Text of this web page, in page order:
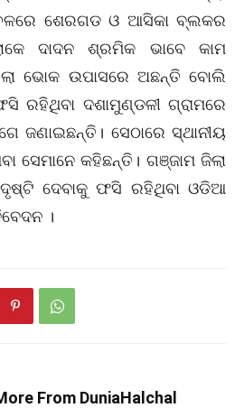
ଶେରଗଡ ଓ ଆସିକା ବ୍ଲକର
ଦାଦନ ଶ୍ରମିକ ଭାବେ କାମ
ଭୋକ ଉପାସରେ ଅଛନ୍ତି ବୋଲି
ଦଶାମୁଣ୍ଡଳୀ ଗ୍ରାମରେ
ଜଣାଇଛନ୍ତି। ସେଠାରେ ସ୍ଥାନୀୟ
ସେମାନେ କହିଛନ୍ତି। ଗଞ୍ଜାମ ଜିଲା
ଦେବାକୁ ଫସି ରହିଥିବା ଓଡିଆ
।
From DuniaHalchal